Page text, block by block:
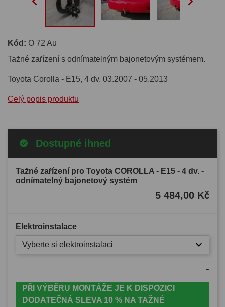
Kód: O 72 Au
Tažné zařízení s odnímatelným bajonetovým systémem.
Toyota Corolla - E15, 4 dv. 03.2007 - 05.2013
Celý popis produktu
Dostupné ihned
Tažné zařízení pro Toyota COROLLA - E15 - 4 dv. -
odnímatelný bajonetový systém
5 484,00 Kč
Elektroinstalace
Vyberte si elektroinstalaci
-
PŘI VÝBĚRU MONTÁŽE JE K DISPOZICI
DODATEČNÁ SLEVA 10 % NA TAŽNÉ